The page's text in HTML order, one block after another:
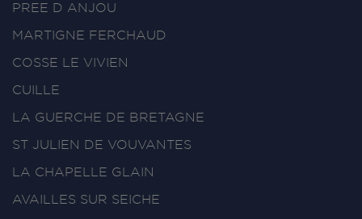
PREE D ANJOU
MARTIGNE FERCHAUD
COSSE LE VIVIEN
CUILLE
LA GUERCHE DE BRETAGNE
ST JULIEN DE VOUVANTES
LA CHAPELLE GLAIN
AVAILLES SUR SEICHE